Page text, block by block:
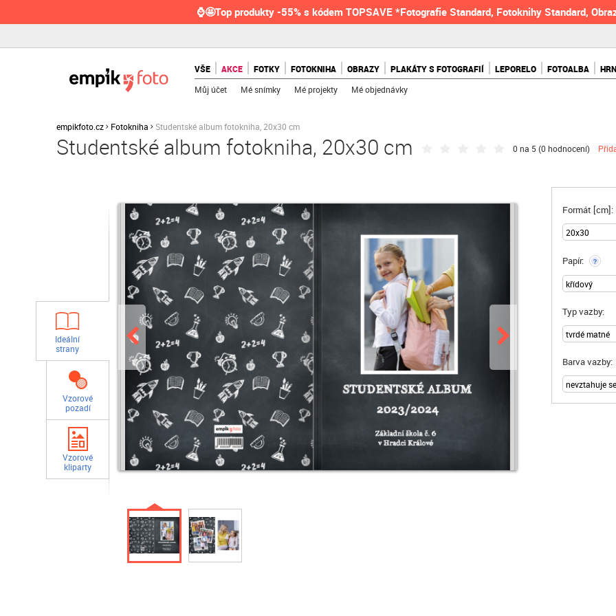
⌚🤩Top produkty -55% s kódem TOPSAVE *Fotografie Standard, Fotoknihy Standard,
VŠE AKCE FOTKY FOTOKNIHA OBRAZY PLAKÁTY S FOTOGRAFIÍ LEPORELO FOTOALBA
Můj účet Mé snímky Mé projekty Mé objednávky
empikfoto.cz Fotokniha Studentské album fotokniha, 20x30 cm
Studentské album fotokniha, 20x30 cm 0 na 5 (0 hodnocení)
Ideální
strany
Vzorové
pozadí
Vzorové
kliparty
Formát [cm]:
Papír: ?
Typ vazby:
Barva vazby: